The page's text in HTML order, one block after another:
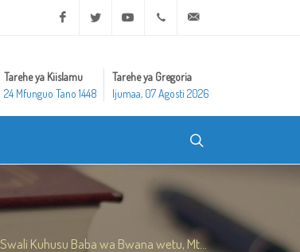
Facebook Twitter Youtube +20 2 25970400
Tarehe ya Kiislamu
24 Mfunguo Tano 1448
Tarehe ya Gregoria
Ijumaa, 07 Agosti 2026
Swali Kuhusu Baba wa Bwana wetu, Mt...